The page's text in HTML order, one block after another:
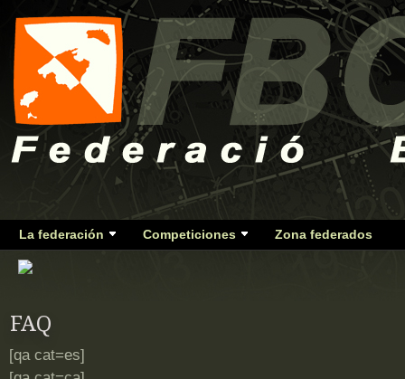
La federación Competiciones Zona federados
FAQ
[qa cat=es]